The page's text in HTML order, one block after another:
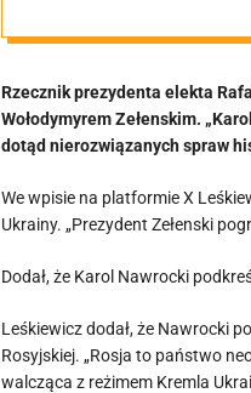
Rzecznik prezydenta elekta
Wołodymyrem Zełenskim.
dotąd nierozwiązanych spraw
We wpisie na platformie X
Ukrainy. „Prezydent Zełenski
Dodał, że Karol Nawrocki
Leśkiewicz dodał, że Nawrocki
Rosyjskiej. „Rosja to państwo
walcząca z reżimem Kremla